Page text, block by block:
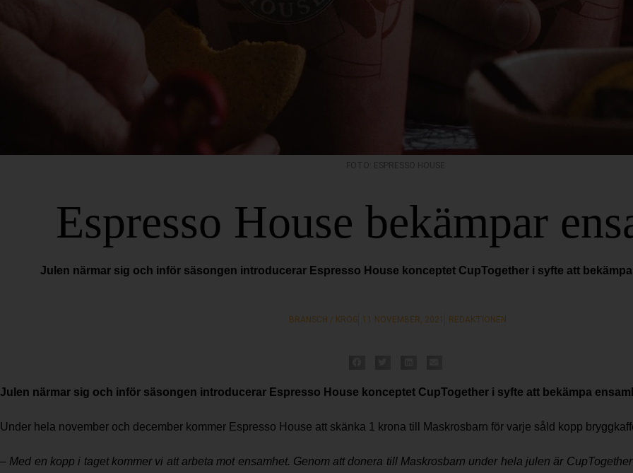
FOTO: ESPRESSO HOUSE
Espresso House bekämpar
Julen närmar sig och inför säsongen introducerar Espresso House konceptet CupTogether i syfte att
BRANSCH / KROG 11 NOVEMBER, 2021 REDAKTIONEN
Julen närmar sig och inför säsongen introducerar Espresso House konceptet CupTogether i syfte att bekämpa
Under hela november och december kommer Espresso House att skänka 1 krona till Maskrosbarn för varje såld kopp
– Med en kopp i taget kommer vi att arbeta mot ensamhet. Genom att donera till Maskrosbarn under hela julen är